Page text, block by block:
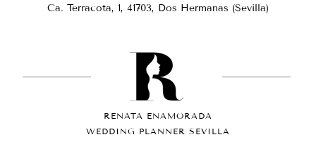
Ca. Terracota, 1, 41703, Dos Hermanas (Sevilla)
RENATA ENAMORADA
WEDDING PLANNER SEVILLA